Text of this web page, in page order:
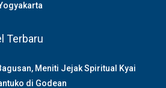
Terbaru
Meniti Jejak Spiritual Kyai
di Godean